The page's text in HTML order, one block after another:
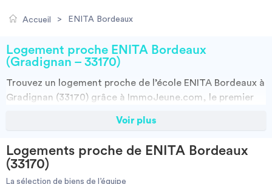
Je cherche un logement
Villes
Accueil > ENITA Bordeaux
Logement proche ENITA Bordeaux
(Gradignan – 33170)
Trouvez un logement proche de l’école ENITA Bordeaux à
Gradignan (33170) grâce à ImmoJeune.com, le premier
de locations proches de l’ENITA Bordeaux : résidences
colocations. Vous avez tous les choix.
Vous pouvez faire votre recherche en fonction du type de bien à louer,
de la surface, et/ou de la distance des logements proposés par
Voir plus
Logements proche de ENITA Bordeaux
(33170)
La sélection de biens de l’équipe